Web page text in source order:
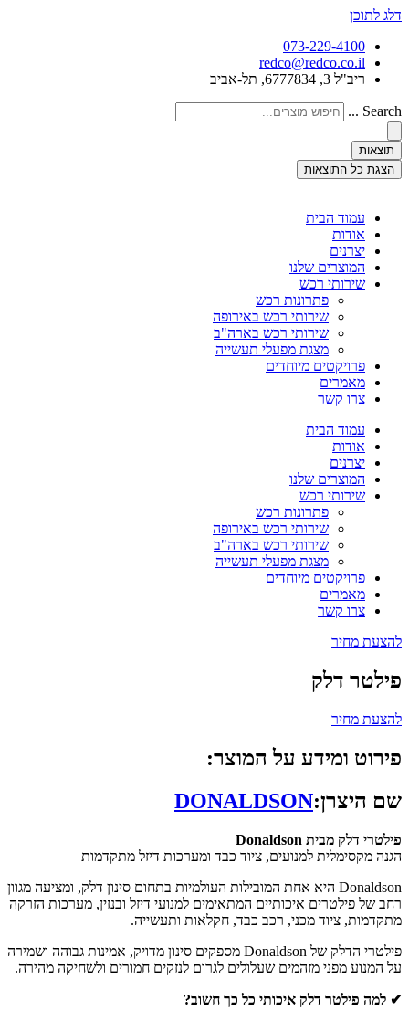
דלג לתוכן
073-229-4100
redco@redco.co.il
ריב"ל 3, 6777834, תל-אביב
Search ...
תוצאות
הצגת כל התוצאות
עמוד הבית
אודות
יצרנים
המוצרים שלנו
שירותי רכש
פתרונות רכש
שירותי רכש באירופה
שירותי רכש בארה"ב
מצגת מפעלי תעשייה
פרויקטים מיוחדים
מאמרים
צרו קשר
עמוד הבית
אודות
יצרנים
המוצרים שלנו
שירותי רכש
פתרונות רכש
שירותי רכש באירופה
שירותי רכש בארה"ב
מצגת מפעלי תעשייה
פרויקטים מיוחדים
מאמרים
צרו קשר
להצעת מחיר
פילטר דלק
להצעת מחיר
פירוט ומידע על המוצר:
שם היצרן:DONALDSON
פילטרי דלק מבית Donaldson
הגנה מקסימלית למנועים, ציוד כבד ומערכות דיזל מתקדמות
Donaldson היא אחת המובילות העולמיות בתחום סינון דלק, ומציעה מגוון
רחב של פילטרים איכותיים המתאימים למנועי דיזל ובנזין, מערכות הזרקה
מתקדמות, ציוד מכני, רכב כבד, חקלאות ותעשייה.
פילטרי הדלק של Donaldson מספקים סינון מדויק, אמינות גבוהה ושמירה
על המנוע מפני מזהמים שעלולים לגרום לנזקים חמורים ולשחיקה מהירה.
✔ למה פילטר דלק איכותי כל כך חשוב?